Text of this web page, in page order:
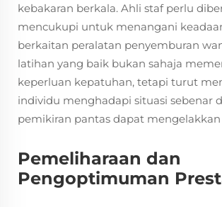
kebakaran berkala. Ahli staf perlu
mencukupi untuk menangani
berkaitan peralatan penyemburan
latihan yang baik bukan sahaja
keperluan kepatuhan, tetapi turut
individu menghadapi situasi sebenar
pemikiran pantas dapat mengelakkan
Pemeliharaan dan
Pengoptimuman